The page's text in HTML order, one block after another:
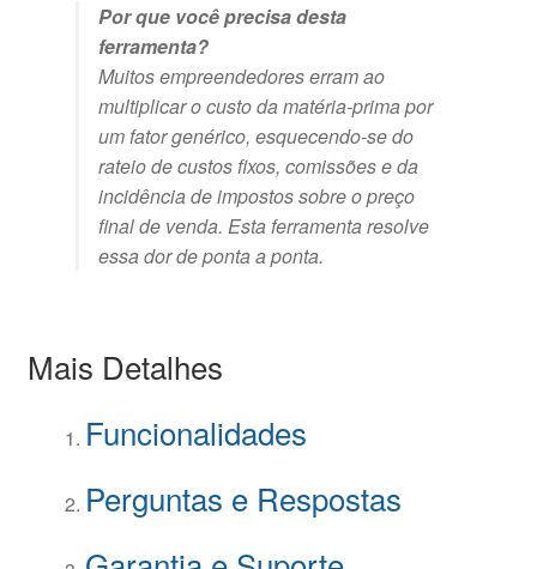
Por que você precisa desta
ferramenta?
Muitos empreendedores erram ao
multiplicar o custo da matéria-prima por
um fator genérico, esquecendo-se do
rateio de custos fixos, comissões e da
incidência de impostos sobre o preço
final de venda. Esta ferramenta resolve
essa dor de ponta a ponta.
Mais Detalhes
Funcionalidades
Perguntas e Respostas